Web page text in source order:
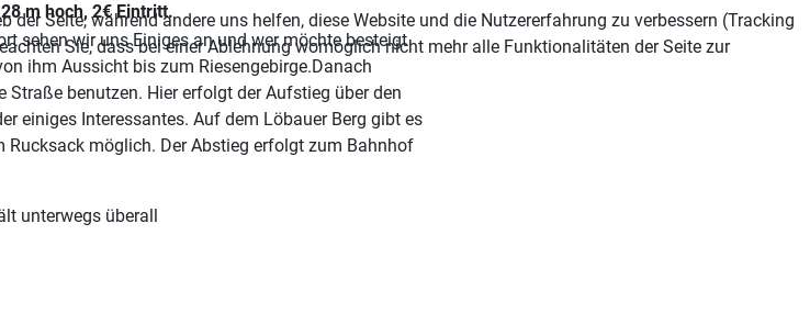
m hoch, 2€ Eintritt.
sehen wir uns Einiges an und wer möchte besteigt
ihm Aussicht bis zum Riesengebirge.Danach
benutzen. Hier erfolgt der Aufstieg über den
einiges Interessantes. Auf dem Löbauer Berg gibt es
möglich. Der Abstieg erfolgt zum Bahnhof
unterwegs überall
Seite, während andere uns helfen, diese Website und die Nutzererfahrung zu verbessern (Tracking
Sie, dass bei einer Ablehnung womöglich nicht mehr alle Funktionalitäten der Seite zur